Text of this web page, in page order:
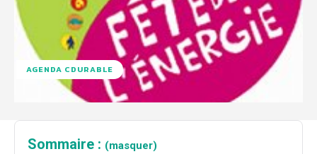
AGENDA CDURABLE
Sommaire : (masquer)